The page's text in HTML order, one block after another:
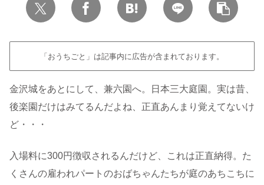
「おうちごと」は記事内に広告が含まれております。
金沢城をあとにして、兼六園へ。日本三大庭園。実は昔、
後楽園だけはみてるんだよね、正直あんまり覚えてないけ
ど・・・
入場料に300円徴収されるんだけど、これは正直納得。た
くさんの雇われパートのおばちゃんたちが庭のあちこちに